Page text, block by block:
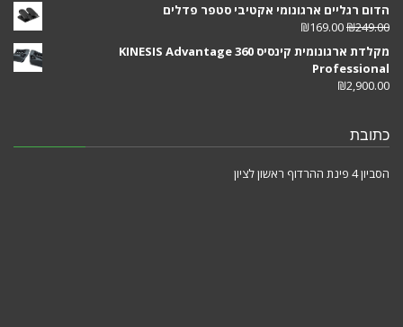
הדום רגליים ארגונומי אקטיבי סטפר פדלים
₪249.00
₪169.00
מקלדת ארגונומית קינסיס KINESIS Advantage 360
Professional
₪2,900.00
כתובת
הסביון 4 פינת ההרדוף ראשון לציון